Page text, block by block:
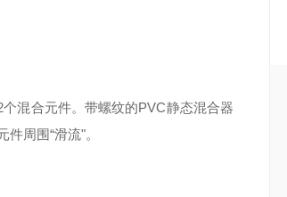
混合元件。带螺纹的PVC静态混合器
周围“滑流"。